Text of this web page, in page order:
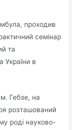
проходив
семінар
та
України в
Гебзе, на
розташований
роді науково-